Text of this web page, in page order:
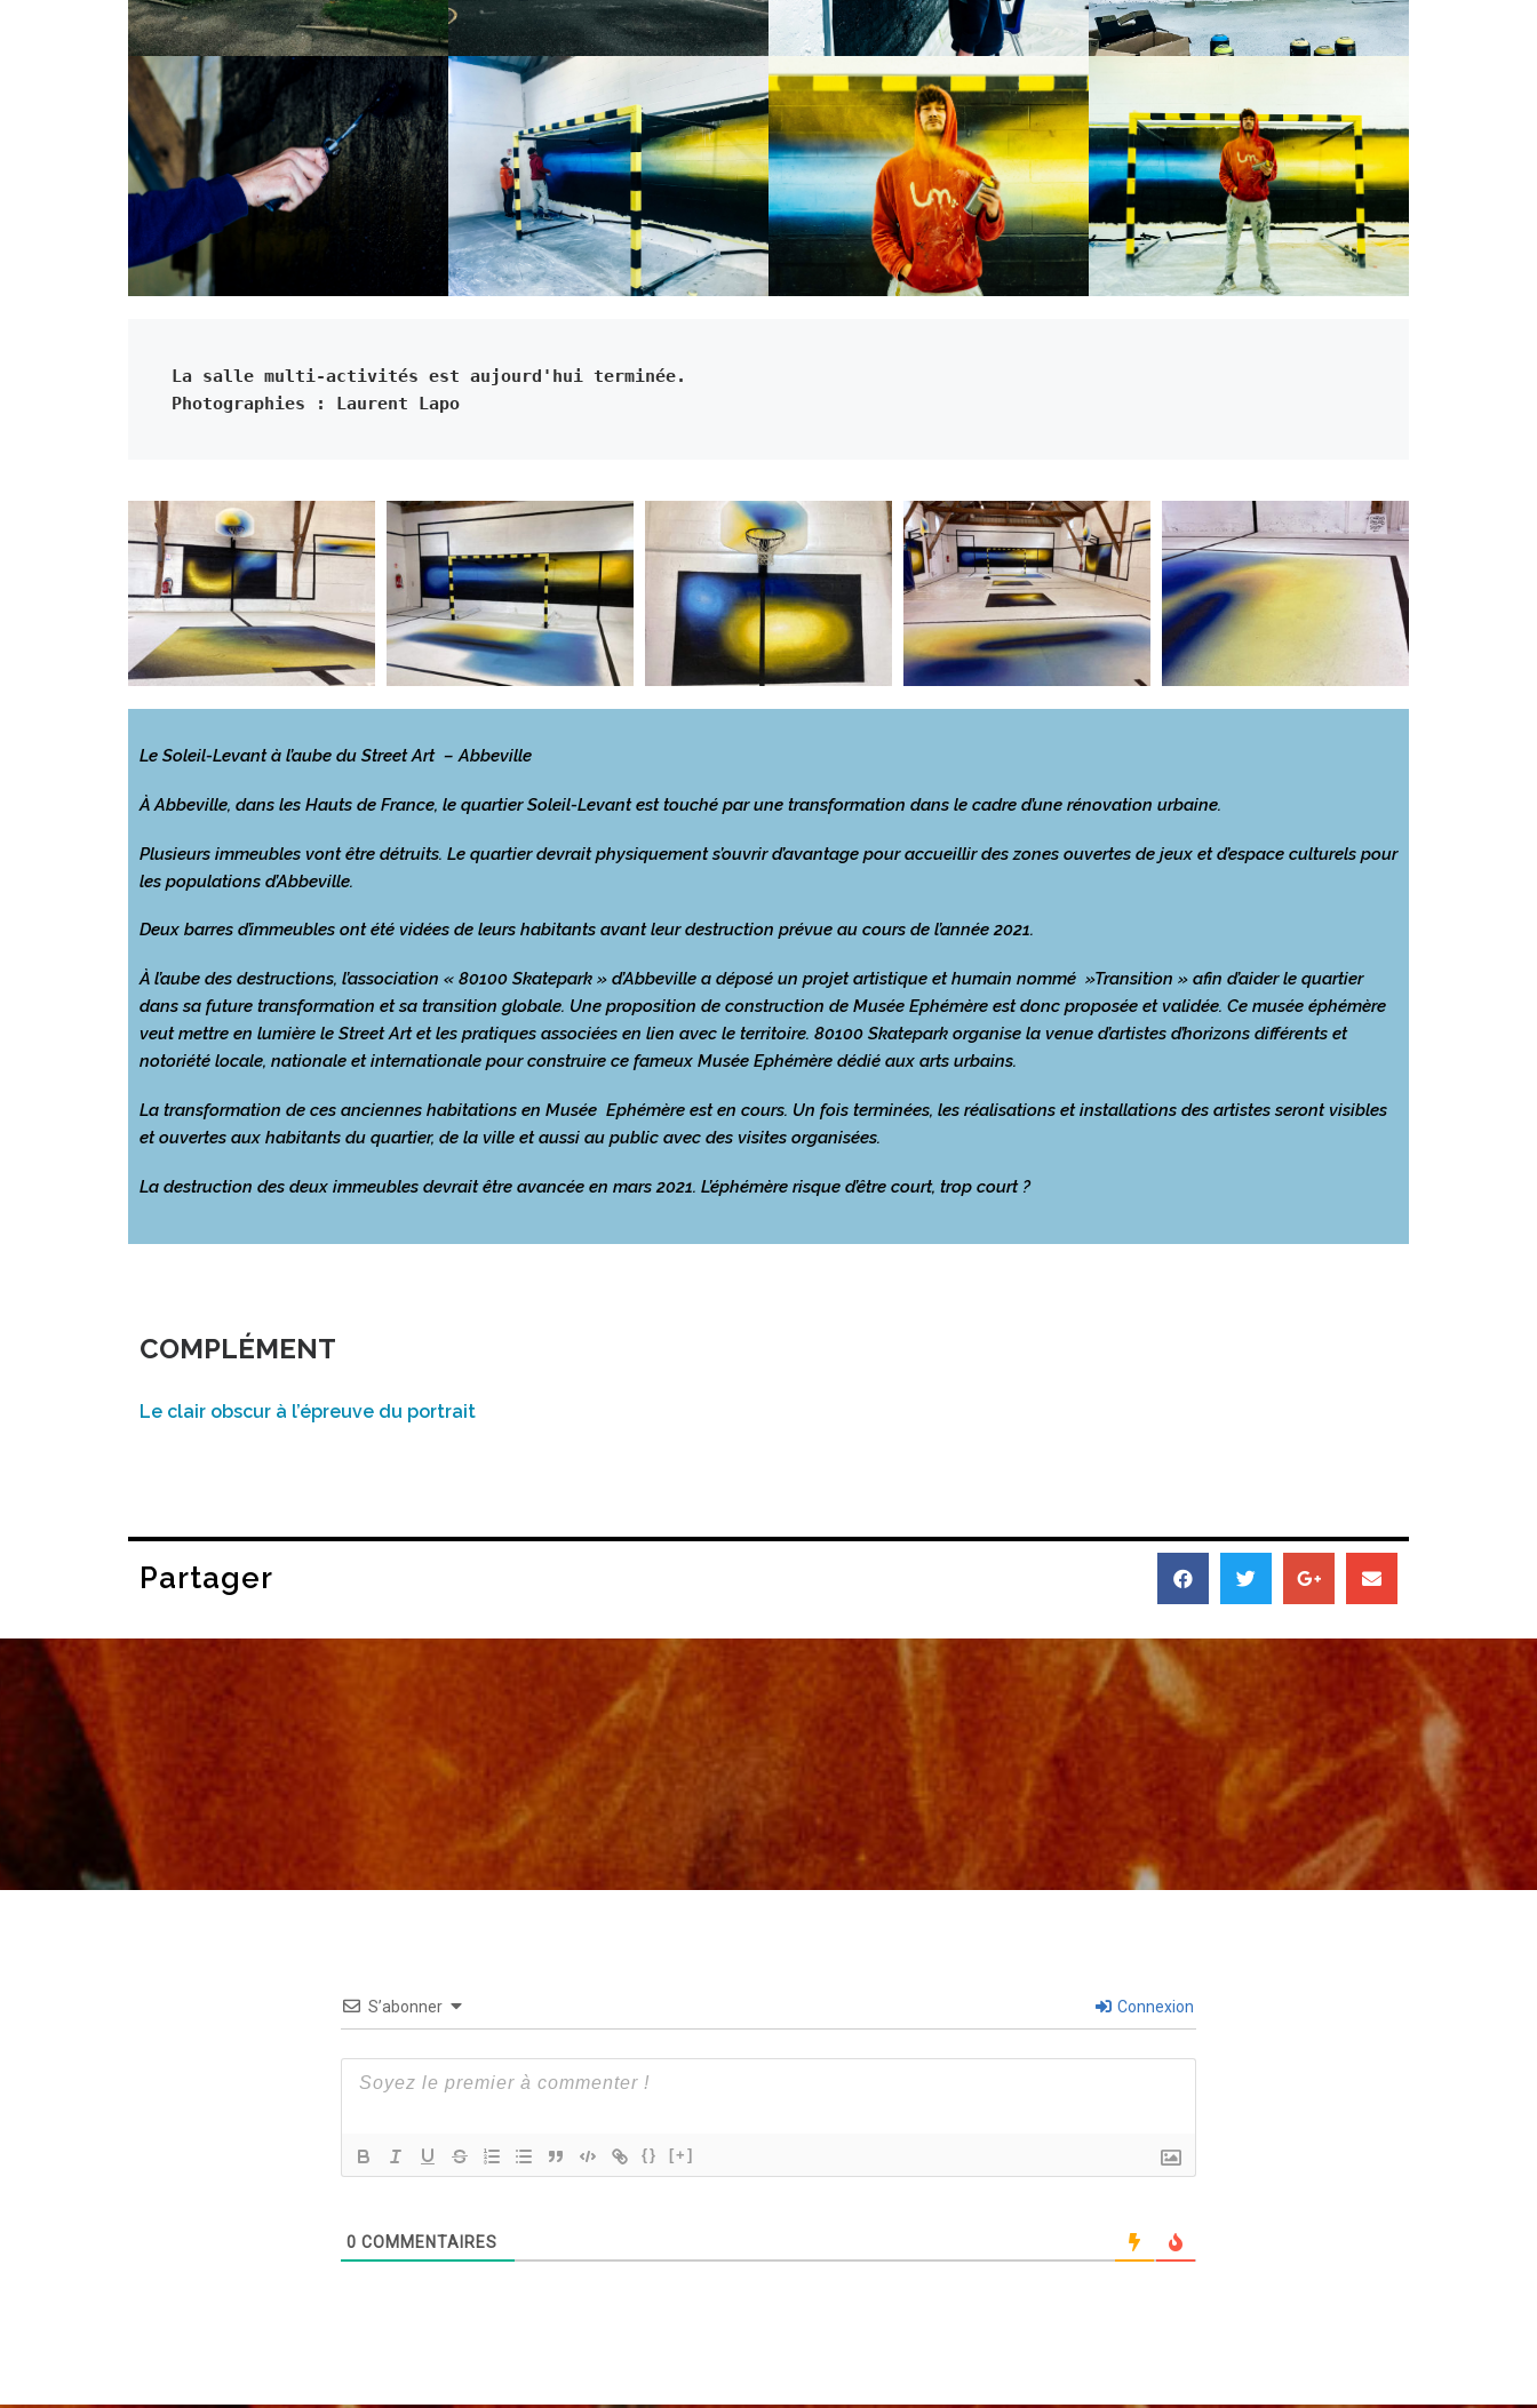
La salle multi-activités est aujourd'hui terminée.
Photographies : Laurent Lapo
Le Soleil-Levant à l’aube du Street Art – Abbeville
À Abbeville, dans les Hauts de France, le quartier Soleil-Levant est touché par une transformation dans le cadre d’une rénovation urbaine.
Plusieurs immeubles vont être détruits. Le quartier devrait physiquement s’ouvrir d’avantage pour accueillir des zones ouvertes de jeux et d’espace culturels pour
les populations d’Abbeville.
Deux barres d’immeubles ont été vidées de leurs habitants avant leur destruction prévue au cours de l’année 2021.
À l’aube des destructions, l’association « 80100 Skatepark » d’Abbeville a déposé un projet artistique et humain nommé »Transition » afin d’aider le quartier
dans sa future transformation et sa transition globale. Une proposition de construction de Musée Ephémère est donc proposée et validée. Ce musée éphémère
veut mettre en lumière le Street Art et les pratiques associées en lien avec le territoire. 80100 Skatepark organise la venue d’artistes d’horizons différents et
notoriété locale, nationale et internationale pour construire ce fameux Musée Ephémère dédié aux arts urbains.
La transformation de ces anciennes habitations en Musée Ephémère est en cours. Un fois terminées, les réalisations et installations des artistes seront visibles
et ouvertes aux habitants du quartier, de la ville et aussi au public avec des visites organisées.
La destruction des deux immeubles devrait être avancée en mars 2021. L’éphémère risque d’être court, trop court ?
COMPLÉMENT
Le clair obscur à l’épreuve du portrait
Partager
S’abonner Connexion
{} [+]
0 COMMENTAIRES